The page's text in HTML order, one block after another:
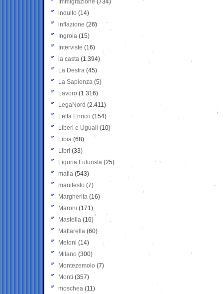
Immigrazione (734)
indulto (14)
inflazione (26)
Ingroia (15)
Interviste (16)
la casta (1.394)
La Destra (45)
La Sapienza (5)
Lavoro (1.316)
LegaNord (2.411)
Letta Enrico (154)
Liberi e Uguali (10)
Libia (68)
Libri (33)
Liguria Futurista (25)
mafia (543)
manifesto (7)
Margherita (16)
Maroni (171)
Mastella (16)
Mattarella (60)
Meloni (14)
Milano (300)
Montezemolo (7)
Monti (357)
moschea (11)